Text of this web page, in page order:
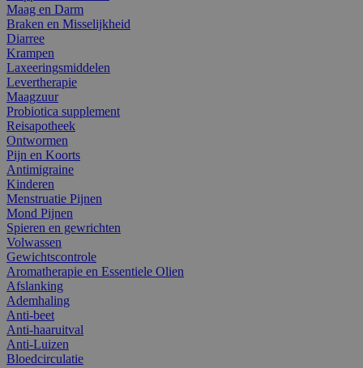
Maag en Darm
Braken en Misselijkheid
Diarree
Krampen
Laxeeringsmiddelen
Levertherapie
Maagzuur
Probiotica supplement
Reisapotheek
Ontwormen
Pijn en Koorts
Antimigraine
Kinderen
Menstruatie Pijnen
Mond Pijnen
Spieren en gewrichten
Volwassen
Gewichtscontrole
Aromatherapie en Essentiele Olien
Afslanking
Ademhaling
Anti-beet
Anti-haaruitval
Anti-Luizen
Bloedcirculatie